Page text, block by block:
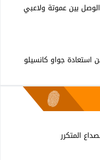
بين عموتة ولاعبي
استعادة جواو كانسيلو
المتكرر